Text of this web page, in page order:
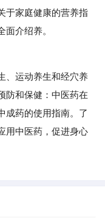
于家庭健康的营养指
介绍养。
运动养生和经穴养
防和保健：中医药在
成药的使用指南。了
用中医药，促进身心